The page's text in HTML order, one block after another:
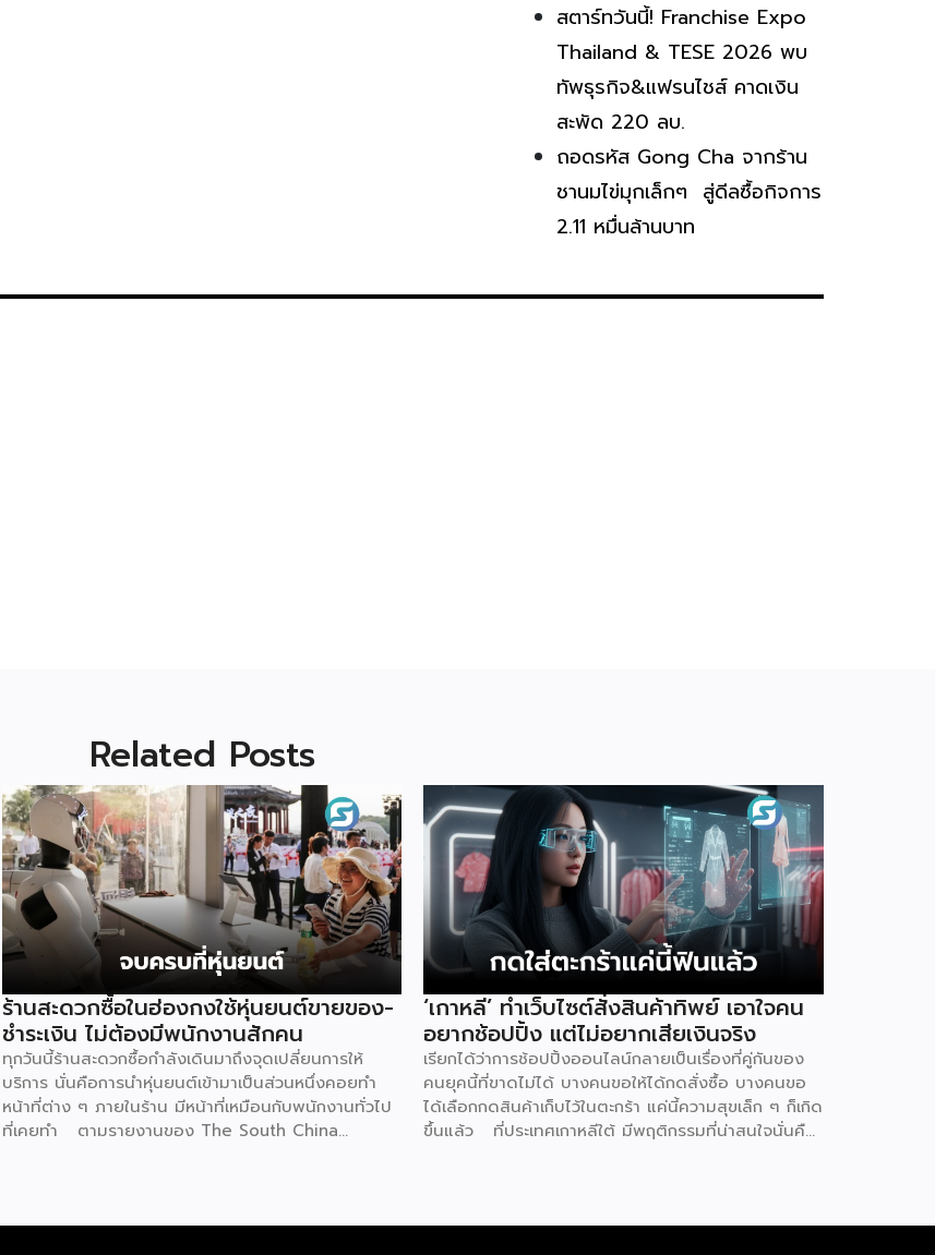
สตาร์ทวันนี้! Franchise Expo
Thailand & TESE 2026 พบ
ทัพธุรกิจ&แฟรนไชส์ คาดเงิน
สะพัด 220 ลบ.
ถอดรหัส Gong Cha จากร้าน
ชานมไข่มุกเล็กๆ สู่ดีลซื้อกิจการ
2.11 หมื่นล้านบาท
Related Posts
ร้านสะดวกซื้อในฮ่องกงใช้หุ่นยนต์ขายของ-
ชำระเงิน ไม่ต้องมีพนักงานสักคน
ทุกวันนี้ร้านสะดวกซื้อกำลังเดินมาถึงจุดเปลี่ยนการให้
บริการ นั่นคือการนำหุ่นยนต์เข้ามาเป็นส่วนหนึ่งคอยทำ
หน้าที่ต่าง ๆ ภายในร้าน มีหน้าที่เหมือนกับพนักงานทั่วไป
ที่เคยทำ ตามรายงานของ The South China
ผู้ควบคุมทุกอย่าง ซึ่งร้านแห่งนี้ตั้งอยู่ริมน้ำหงฮอม เปิด
‘เกาหลี’ ทำเว็บไซต์สั่งสินค้าทิพย์ เอาใจคน
อยากช้อปปิ้ง แต่ไม่อยากเสียเงินจริง
เรียกได้ว่าการช้อปปิ้งออนไลน์กลายเป็นเรื่องที่คู่กันของ
คนยุคนี้ที่ขาดไม่ได้ บางคนขอให้ได้กดสั่งซื้อ บางคนขอ
ได้เลือกกดสินค้าเก็บไว้ในตะกร้า แค่นี้ความสุขเล็ก ๆ ก็เกิด
ขึ้นแล้ว ที่ประเทศเกาหลีใต้ มีพฤติกรรมที่น่าสนใจนั่นคือ
อย่างใด แน่นอนว่าดินแดนกิมจินี้มีการใช้เทคโนโลยีดิจิทัล